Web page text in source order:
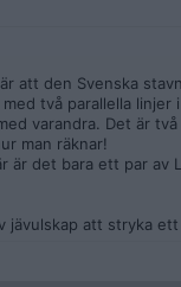
att den Svenska
två parallella linjer
varandra. Det är
man räknar!
är det bara ett par av
jävulskap att stryka ett